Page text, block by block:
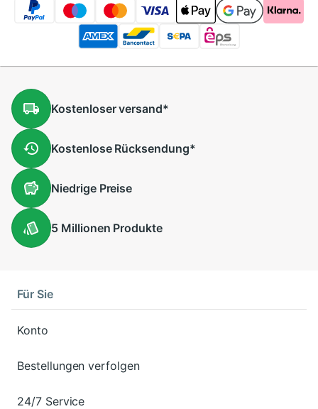
Kostenloserversand*
KostenloseRücksendung*
NiedrigePreise
5 Millionen Produkte
Für Sie
Konto
Bestellungen verfolgen
24/7 Service